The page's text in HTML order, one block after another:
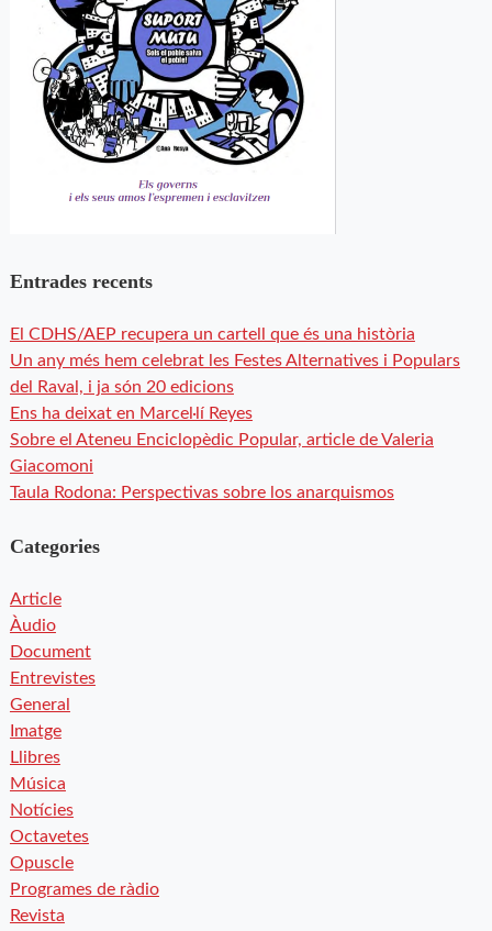
Entrades recents
El CDHS/AEP recupera un cartell que és una història
Un any més hem celebrat les Festes Alternatives i Populars
del Raval, i ja són 20 edicions
Ens ha deixat en Marcel·lí Reyes
Sobre el Ateneu Enciclopèdic Popular, article de Valeria
Giacomoni
Taula Rodona: Perspectivas sobre los anarquismos
Categories
Article
Àudio
Document
Entrevistes
General
Imatge
Llibres
Música
Notícies
Octavetes
Opuscle
Programes de ràdio
Revista